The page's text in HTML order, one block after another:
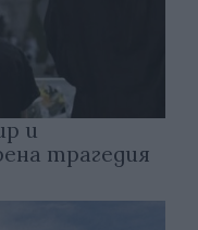
и
трагедия